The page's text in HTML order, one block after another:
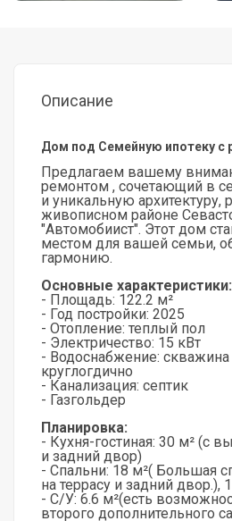
Описание
Дом под Семейную ипотеку с
Предлагаем вашему
ремонтом , сочетающий в
и уникальную
живописном районе
"Автомобиист". Этот дом
местом для вашей семьи,
гармонию.
Основные характеристики:
- Площадь: 122.2 м²
- Год постройки: 2025
- Отопление: теплый пол
- Электричество: 15 кВт
- Водоснабжение: скважина
круглогдично
- Канализация: септик
- Газгольдер
Планировка:
- Кухня-гостиная: 30 м² (с
и задний двор)
- Спальни: 18 м²( Большая
на террасу и задний двор.),
- С/У: 6.6 м²(есть
второго дополнительного